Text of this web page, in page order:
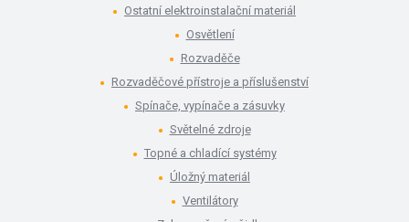
Ostatní elektroinstalační materiál
Osvětlení
Rozvaděče
Rozvaděčové přístroje a příslušenství
Spínače, vypínače a zásuvky
Světelné zdroje
Topné a chladící systémy
Úložný materiál
Ventilátory